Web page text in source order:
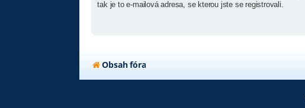
tak je to e-mailová adresa, se kterou jste se registrovali.
Obsah fóra